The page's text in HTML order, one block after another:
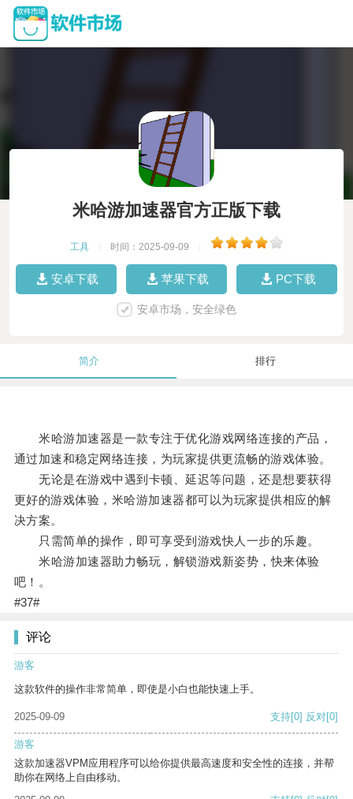
米哈游加速器官方正版下载
工具 时间：2025-09-09
安卓下载 苹果下载 PC下载
安卓市场，安全绿色
简介 排行
米哈游加速器是一款专注于优化游戏网络连接的产品，
通过加速和稳定网络连接，为玩家提供更流畅的游戏体验。
无论是在游戏中遇到卡顿、延迟等问题，还是想要获得
更好的游戏体验，米哈游加速器都可以为玩家提供相应的解
决方案。
只需简单的操作，即可享受到游戏快人一步的乐趣。
米哈游加速器助力畅玩，解锁游戏新姿势，快来体验
吧！。
#37#
评论
游客
这款软件的操作非常简单，即使是小白也能快速上手。
2025-09-09 支持[0] 反对[0]
游客
这款加速器VPM应用程序可以给你提供最高速度和安全性的连接，并帮
助你在网络上自由移动。